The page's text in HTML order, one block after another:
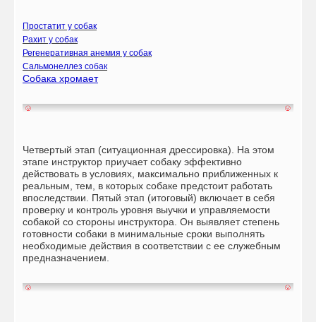
Простатит у собак
Рахит у собак
Регенеративная анемия у собак
Сальмонеллез собак
Собака хромает
Четвертый этап (ситуационная дрессировка). На этом
этапе инструктор приучает собаку эффективно
действовать в условиях, максимально приближенных к
реальным, тем, в которых собаке предстоит работать
впоследствии. Пятый этап (итоговый) включает в себя
проверку и контроль уровня выучки и управляемости
собакой со стороны инструктора. Он выявляет степень
готовности собаки в минимальные сроки выполнять
необходимые действия в соответствии с ее служебным
предназначением.